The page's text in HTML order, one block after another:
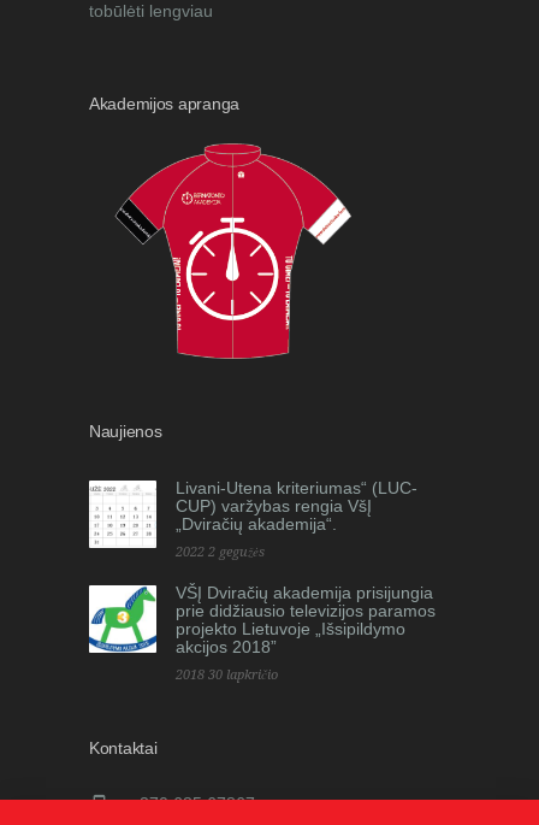
tobūlėti lengviau
Akademijos apranga
Naujienos
Livani-Utena kriteriumas“ (LUC-
CUP) varžybas rengia VšĮ
„Dviračių akademija“.
2022 2 gegužės
VŠĮ Dviračių akademija prisijungia
prie didžiausio televizijos paramos
projekto Lietuvoje „Išsipildymo
akcijos 2018”
2018 30 lapkričio
Kontaktai
+370 685 67867